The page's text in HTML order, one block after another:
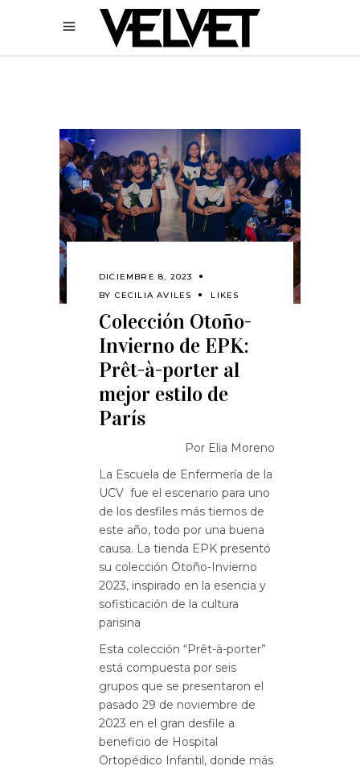
DICIEMBRE 8, 2023
BY CECILIA AVILES LIKES
Colección Otoño-
Invierno de EPK:
Prêt-à-porter al
mejor estilo de
París
Por Elia Moreno
La Escuela de Enfermería de la
UCV fue el escenario para uno
de los desfiles más tiernos de
este año, todo por una buena
causa. La tienda EPK presentó
su colección Otoño-Invierno
2023, inspirado en la esencia y
sofisticación de la cultura
parisina
Esta colección “Prêt-à-porter”
está compuesta por seis
grupos que se presentaron el
pasado 29 de noviembre de
2023 en el gran desfile a
beneficio de Hospital
Ortopédico Infantil, donde más